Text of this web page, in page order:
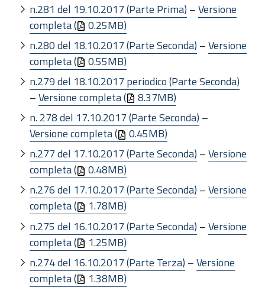
n.281 del 19.10.2017 (Parte Prima) –Versione
completa (
0.25MB)
n.280 del 18.10.2017 (Parte Seconda) –Versione
completa (
0.55MB)
n.279 del 18.10.2017 periodico (Parte Seconda)
–Versione completa (
8.37MB)
n. 278 del 17.10.2017 (Parte Seconda) –
Versione completa (
0.45MB)
n.277 del 17.10.2017 (Parte Seconda) –Versione
completa (
0.48MB)
n.276 del 17.10.2017 (Parte Seconda) –Versione
completa (
1.78MB)
n.275 del 16.10.2017 (Parte Seconda) –Versione
completa (
1.25MB)
n.274 del 16.10.2017 (Parte Terza) –Versione
completa (
1.38MB)